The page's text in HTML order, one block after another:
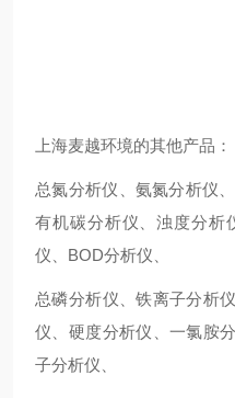
上海麦越环境的其他产品：
总氮分析仪、氨氮分析仪
有机碳分析仪、浊度分析
仪、BOD分析仪、
总磷分析仪、铁离子分析
仪、硬度分析仪、一氯胺
子分析仪、